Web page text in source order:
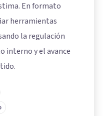
En formato
herramientas
la regulación
interno y el avance